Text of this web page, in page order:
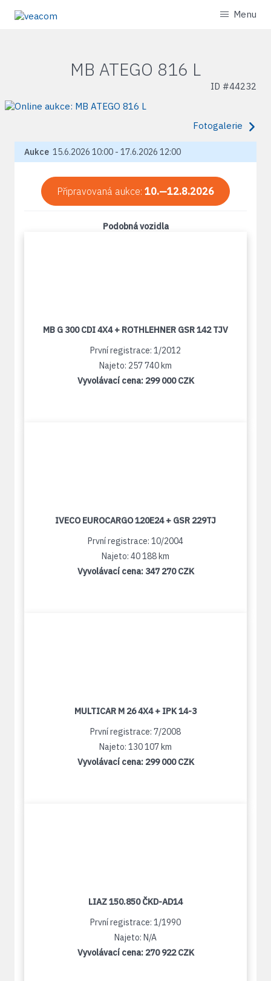
Menu
MB ATEGO 816 L
ID #44232
Fotogalerie
Aukce 15.6.2026 10:00 - 17.6.2026 12:00
Připravovaná aukce: 10.—12.8.2026
Podobná vozidla
MB G 300 CDI 4X4 + ROTHLEHNER GSR 142 TJV
První registrace: 1/2012
Najeto: 257 740 km
Vyvolávací cena: 299 000 CZK
IVECO EUROCARGO 120E24 + GSR 229TJ
První registrace: 10/2004
Najeto: 40 188 km
Vyvolávací cena: 347 270 CZK
MULTICAR M 26 4X4 + IPK 14-3
První registrace: 7/2008
Najeto: 130 107 km
Vyvolávací cena: 299 000 CZK
LIAZ 150.850 ČKD-AD14
První registrace: 1/1990
Najeto: N/A
Vyvolávací cena: 270 922 CZK